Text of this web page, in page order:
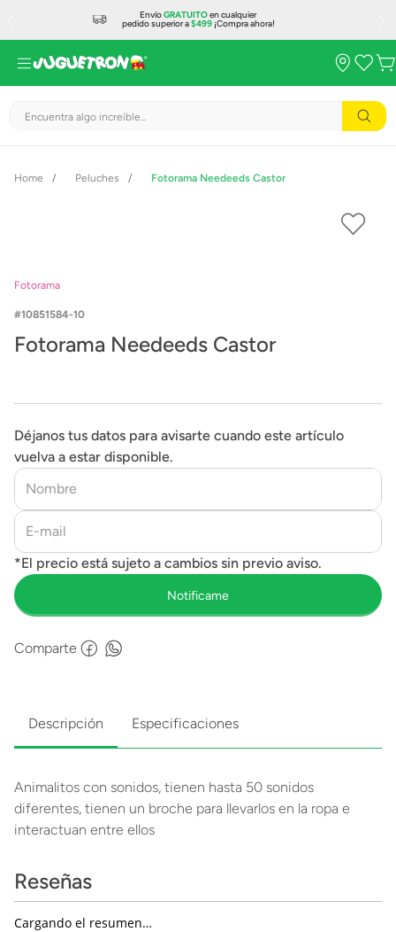
EnvíoGRATUITOen cualquier
pedido superior a$499¡Compra ahora!
Encuentra algo increíble...
Peluches Fotorama Needeeds Castor
Fotorama
10851584-10
Fotorama Needeeds Castor
Déjanos tus datos para avisarte cuando este artículo
vuelva a estar disponible.
Comparte
Descripción Especificaciones
Animalitos con sonidos, tienen hasta 50 sonidos
diferentes, tienen un broche para llevarlos en la ropa e
interactuan entre ellos
Reseñas
Cargando el resumen…